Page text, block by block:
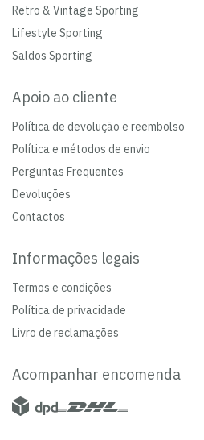
Retro & Vintage Sporting
Lifestyle Sporting
Saldos Sporting
Apoio ao cliente
Política de devolução e reembolso
Política e métodos de envio
Perguntas Frequentes
Devoluções
Contactos
Informações legais
Termos e condições
Política de privacidade
Livro de reclamações
Acompanhar encomenda